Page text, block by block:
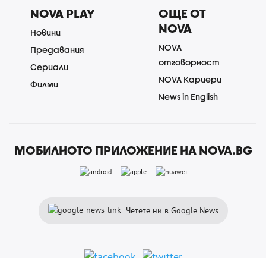
NOVA PLAY
Новини
Предавания
Сериали
Филми
ОЩЕ ОТ
NOVA
NOVA
отговорност
NOVA Кариери
News in English
МОБИЛНОТО ПРИЛОЖЕНИЕ НА NOVA.BG
Четете ни в Google News